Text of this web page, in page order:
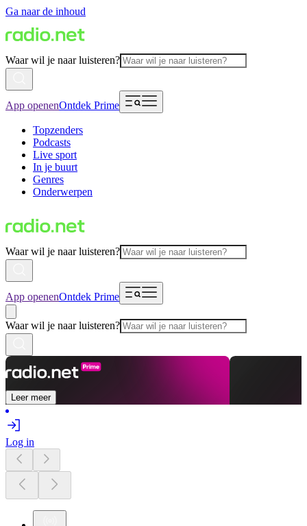
Ga naar de inhoud
Waar wil je naar luisteren?
App openenOntdek Prime
Topzenders
Podcasts
Live sport
In je buurt
Genres
Onderwerpen
Waar wil je naar luisteren?
App openenOntdek Prime
Waar wil je naar luisteren?
Leer meer
Log in